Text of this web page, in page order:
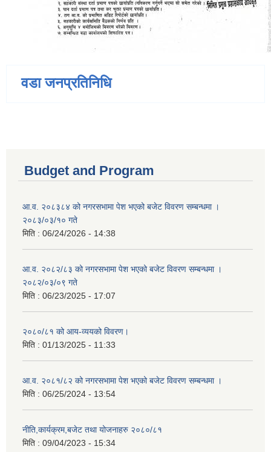
वडा जनप्रतिनिधि
Budget and Program
आ.व. २०८३८४ को नगरसभामा पेश भएको बजेट विवरण सम्बन्धमा ।
२०८३/०३/१० गते
मिति : 06/24/2026 - 14:38
आ.व. २०८२/८३ को नगरसभामा पेश भएको बजेट विवरण सम्बन्धमा ।
२०८२/०३/०९ गते
मिति : 06/23/2025 - 17:07
२०८०/८१ को आय-व्ययको विवरण।
मिति : 01/13/2025 - 11:33
आ.व. २०८१/८२ को नगरसभामा पेश भएको बजेट विवरण सम्बन्धमा ।
मिति : 06/25/2024 - 13:54
नीति,कार्यक्रम,बजेट तथा योजनाहरु २०८०/८१
मिति : 09/04/2023 - 15:34